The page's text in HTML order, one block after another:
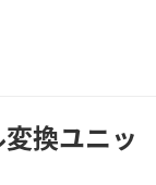
換ユニッ